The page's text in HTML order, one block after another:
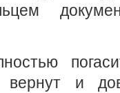
вернут и